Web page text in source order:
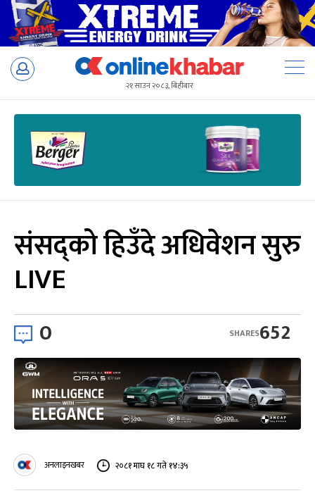
Skip
२१ साउन २०८३, बिहीबार
संसद्को हिउँदे अधिवेशन सुरु
LIVE
0 652
SHARES
अनलाइनखबर २०८१ माघ १८ गते १४:३५